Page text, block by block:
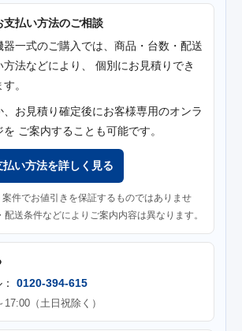
支払い方法のご相談
器一式のご購入では、商品・台数・配送
法などにより、 個別にお見積りでき
。
お見積り確定後にお客様専用のオンラ
ご案内することも可能です。
い方法を詳しく見る
件でお値引きを保証するものではありませ
配送条件などによりご案内内容は異なります。
0120-394-615
（土日祝除く）